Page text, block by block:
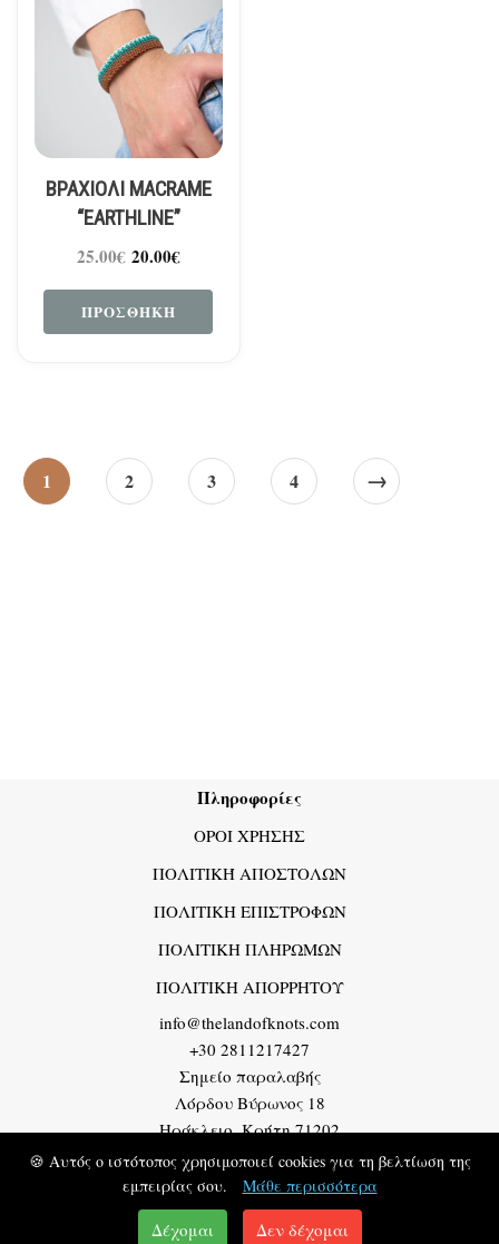
ΒΡΑΧΙΟΛΙ MACRAME
“EARTHLINE”
25.00€ 20.00€
ΠΡΟΣΘΉΚΗ
1 2 3 4 →
Πληροφορίες
ΟΡΟΙ ΧΡΗΣΗΣ
ΠΟΛΙΤΙΚΉ ΑΠΟΣΤΟΛΩΝ
ΠΟΛΙΤΙΚΗ ΕΠΙΣΤΡΟΦΩΝ
ΠΟΛΙΤΙΚΗ ΠΛΗΡΩΜΩΝ
ΠΟΛΙΤΙΚΗ ΑΠΟΡΡΗΤΟΥ
info@thelandofknots.com
+30 2811217427
Σημείο παραλαβής
Λόρδου Βύρωνος 18
Ηράκλειο, Κρήτη 71202
Greece
The Land Of Knots - Χειροποιήτα Κοσμήματα - Macrame -
🍪 Αυτός ο ιστότοπος χρησιμοποιεί cookies για τη βελτίωση της
εμπειρίας σου.
Μάθε περισσότερα
Δέχομαι Δεν δέχομαι